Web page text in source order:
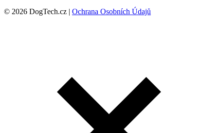
© 2026 DogTech.cz | Ochrana Osobních Údajů